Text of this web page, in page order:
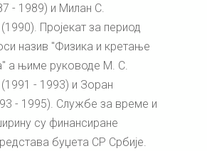
- 1989) и Милан С.
Пројекат за период
назив "Физика и кретање
а њиме руководе М. С.
(1991 - 1993) и Зоран
- 1995). Службе за време и
су финансиране
буџета СР Србије.